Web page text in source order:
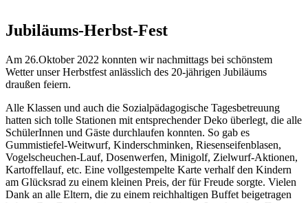
Jubiläums-Herbst-Fest
Am 26.Oktober 2022 konnten wir nachmittags bei schönstem
Wetter unser Herbstfest anlässlich des 20-jährigen Jubiläums
draußen feiern.
Alle Klassen und auch die Sozialpädagogische Tagesbetreuung
hatten sich tolle Stationen mit entsprechender Deko überlegt, die alle
SchülerInnen und Gäste durchlaufen konnten. So gab es
Gummistiefel-Weitwurf, Kinderschminken, Riesenseifenblasen,
Vogelscheuchen-Lauf, Dosenwerfen, Minigolf, Zielwurf-Aktionen,
Kartoffellauf, etc. Eine vollgestempelte Karte verhalf den Kindern
am Glücksrad zu einem kleinen Preis, der für Freude sorgte. Vielen
Dank an alle Eltern, die zu einem reichhaltigen Buffet beigetragen